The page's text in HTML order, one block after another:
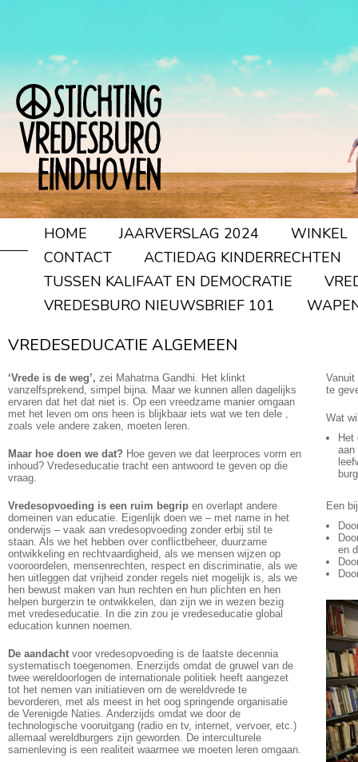
HOME JAARVERSLAG 2024
WINKEL
CONTACT
ACTIEDAG KINDERRECHTEN
TUSSEN KALIFAAT EN DEMOCRATIE
VREDESBURO NIEUWSBRIEF 101
VREDESEDUCATIE ALGEMEEN
‘Vrede is de weg’, zei Mahatma Gandhi. Het klinkt
vanzelfsprekend, simpel bijna. Maar we kunnen allen dagelijks
ervaren dat het dat niet is. Op een vreedzame manier omgaan
met het leven om ons heen is blijkbaar iets wat we ten dele ,
zoals vele andere zaken, moeten leren.
Maar hoe doen we dat? Hoe geven we dat leerproces vorm en
inhoud? Vredeseducatie tracht een antwoord te geven op die
vraag.
Vredesopvoeding is een ruim begrip en overlapt andere
domeinen van educatie. Eigenlijk doen we – met name in het
onderwijs – vaak aan vredesopvoeding zonder erbij stil te
staan. Als we het hebben over conflictbeheer, duurzame
ontwikkeling en rechtvaardigheid, als we mensen wijzen op
vooroordelen, mensenrechten, respect en discriminatie, als we
hen uitleggen dat vrijheid zonder regels niet mogelijk is, als we
hen bewust maken van hun rechten en hun plichten en hen
helpen burgerzin te ontwikkelen, dan zijn we in wezen bezig
met vredeseducatie. In die zin zou je vredeseducatie global
education kunnen noemen.
De aandacht voor vredesopvoeding is de laatste decennia
systematisch toegenomen. Enerzijds omdat de gruwel van de
twee wereldoorlogen de internationale politiek heeft aangezet
tot het nemen van initiatieven om de wereldvrede te
bevorderen, met als meest in het oog springende organisatie
de Verenigde Naties. Anderzijds omdat we door de
technologische vooruitgang (radio en tv, internet, vervoer, etc.)
allemaal wereldburgers zijn geworden. De interculturele
samenleving is een realiteit waarmee we moeten leren omgaan.
Vanuit
te
Wat
Het
aan
Een
en